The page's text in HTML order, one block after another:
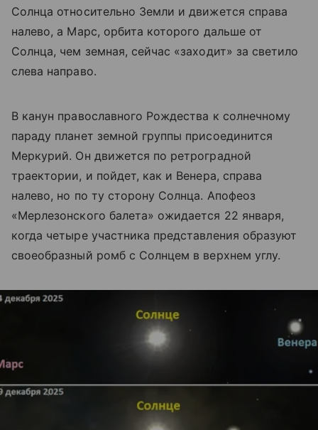
Солнца относительно Земли и движется справа
налево, а Марс, орбита которого дальше от
Солнца, чем земная, сейчас «заходит» за светило
слева направо.
В канун православного Рождества к солнечному
параду планет земной группы присоединится
Меркурий. Он движется по ретроградной
траектории, и пойдет, как и Венера, справа
налево, но по ту сторону Солнца. Апофеоз
«Мерлезонского балета» ожидается 22 января,
когда четыре участника представления образуют
своеобразный ромб с Солнцем в верхнем углу.